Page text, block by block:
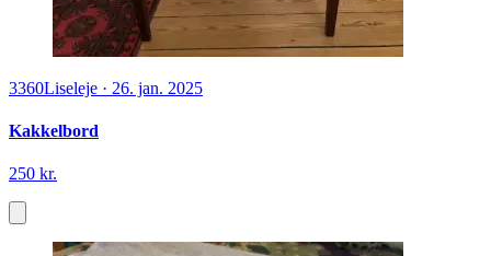
3360Liseleje · 26. jan. 2025
Kakkelbord
250 kr.